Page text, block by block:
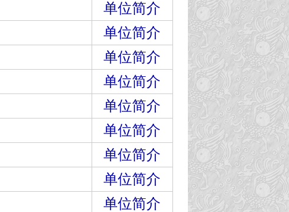
单位简介
单位简介
单位简介
单位简介
单位简介
单位简介
单位简介
单位简介
单位简介